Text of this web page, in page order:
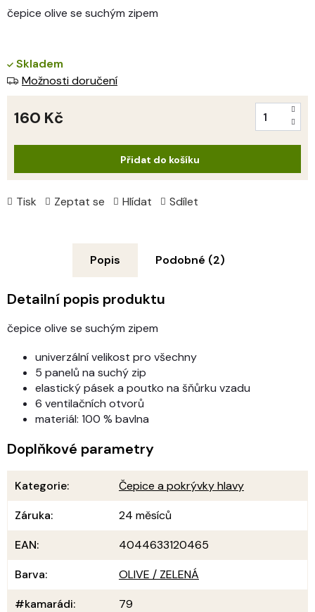
čepice olive se suchým zipem
Tisk Zeptat se Hlídat Sdílet
Skladem
Možnosti doručení
160 Kč
Přidat do košíku
Popis Podobné (2)
Detailní popis produktu
čepice olive se suchým zipem
univerzální velikost pro všechny
5 panelů na suchý zip
elastický pásek a poutko na šňůrku vzadu
6 ventilačních otvorů
materiál: 100 % bavlna
Doplňkové parametry
Kategorie:
Čepice a pokrývky hlavy
Záruka:
24 měsíců
EAN:
4044633120465
Barva:
OLIVE / ZELENÁ
#kamarádi: 79